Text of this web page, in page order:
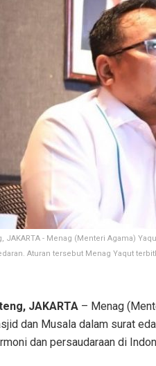
JAKARTA - Menag (Menteri Agama)
Aturan tersebut Menag Yaqut
JAKARTA – Menag
dan Musala dalam surat
dan persaudaraan di